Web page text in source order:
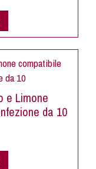
e Limone
da 10